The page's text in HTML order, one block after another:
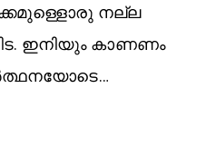
നല്ല
ഇനിയും കാണണം